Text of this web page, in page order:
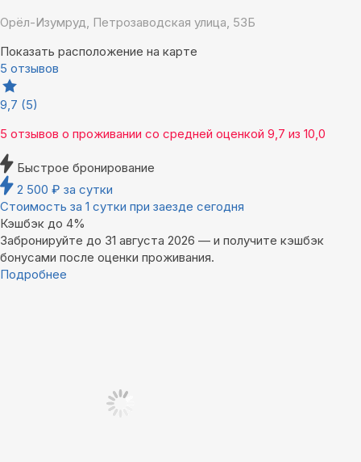
Орёл-Изумруд, Петрозаводская улица, 53Б
Показать расположение на карте
5 отзывов
9,7 (5)
5 отзывов о проживании со средней оценкой 9,7 из 10,0
Быстрое бронирование
2 500 ₽ за сутки
Стоимость за 1 сутки при заезде сегодня
Кэшбэк до 4%
Забронируйте до 31 августа 2026 — и получите кэшбэк
бонусами после оценки проживания.
Подробнее